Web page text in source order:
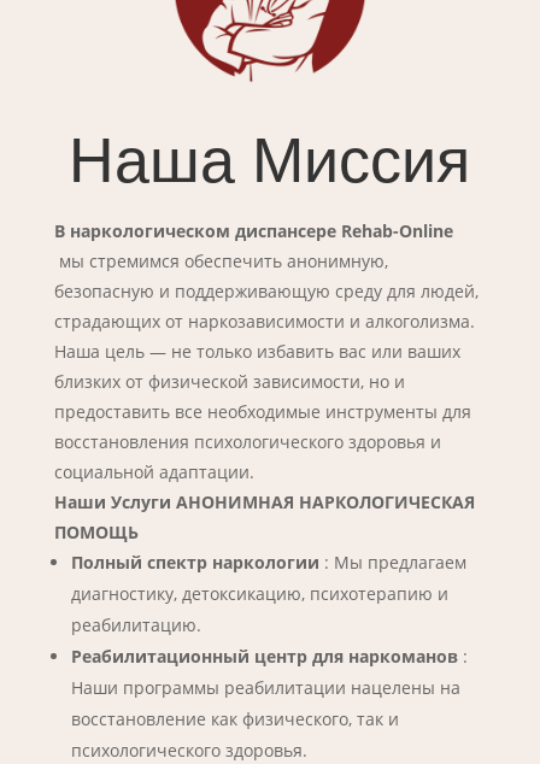
Наша Миссия
В наркологическом диспансере Rehab-Online
мы стремимся обеспечить анонимную,
безопасную и поддерживающую среду для людей,
страдающих от наркозависимости и алкоголизма.
Наша цель — не только избавить вас или ваших
близких от физической зависимости, но и
предоставить все необходимые инструменты для
восстановления психологического здоровья и
социальной адаптации.
Наши Услуги АНОНИМНАЯ НАРКОЛОГИЧЕСКАЯ
ПОМОЩЬ
Полный спектр наркологии : Мы предлагаем
диагностику, детоксикацию, психотерапию и
реабилитацию.
Реабилитационный центр для наркоманов :
Наши программы реабилитации нацелены на
восстановление как физического, так и
психологического здоровья.